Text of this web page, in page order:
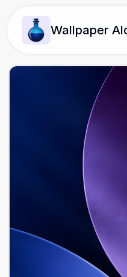
Wallpaper